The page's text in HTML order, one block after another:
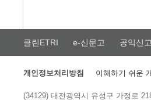
클린ETRI e-신문고 공익신고
개인정보처리방침 이해하기 쉬운
(34129) 대전광역시 유성구 가정로